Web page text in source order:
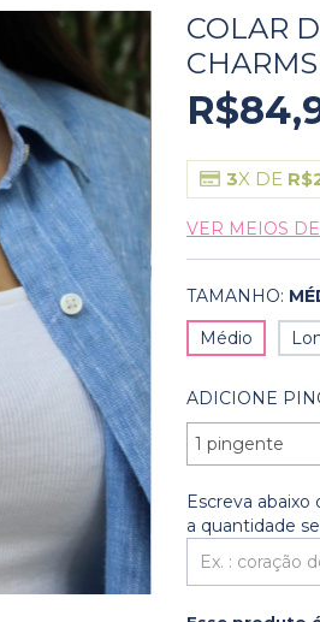
COLAR
CHARMS
3X DE
VER MEIOS
TAMANHO:
Médio
ADICIONE
Escreva
a quantidade